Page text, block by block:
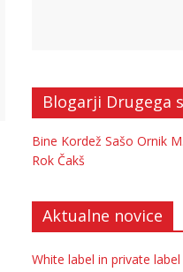
Blogarji Drugega
Bine Kordež Sašo Ornik
Rok Čakš
Aktualne novice
White label in private label